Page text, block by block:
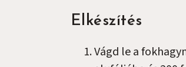
Elkészítés
Vágd le a